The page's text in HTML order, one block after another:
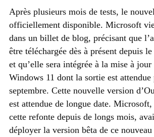
Après plusieurs mois de tests, le
officiellement disponible. Microsoft
dans un billet de blog, précisant que
être téléchargée dès à présent depuis
et qu’elle sera intégrée à la mise à
Windows 11 dont la sortie est attendue
septembre. Cette nouvelle version
est attendue de longue date.
cette refonte depuis de longs mois,
déployer la version bêta de ce